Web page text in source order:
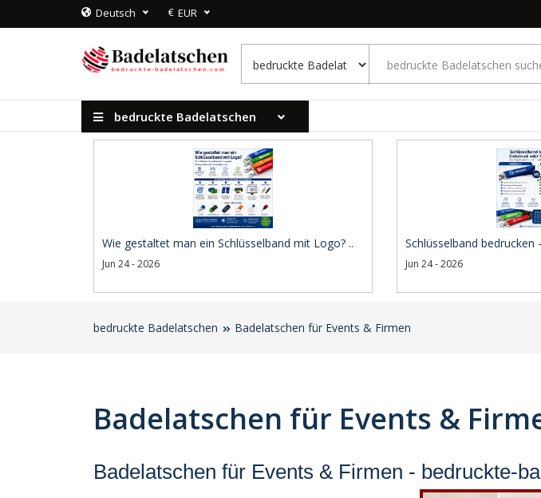
Deutsch € EUR
bedruckte Badelatschen
Wie gestaltet man ein Schlüsselband mit Logo? ..
Jun 24 - 2026
Schlüsselband bedrucken
Jun 24 - 2026
bedruckte Badelatschen Badelatschen für Events & Firmen
Badelatschen für Events &
Badelatschen für Events & Firmen - bedruckte-